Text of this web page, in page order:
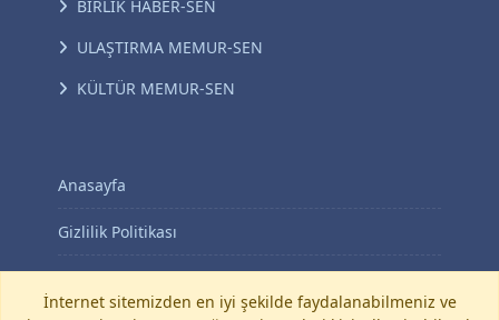
BİRLİK HABER-SEN
ULAŞTIRMA MEMUR-SEN
KÜLTÜR MEMUR-SEN
Anasayfa
Gizlilik Politikası
KVKK Aydınlatma Metni
İnternet sitemizden en iyi şekilde faydalanabilmeniz ve